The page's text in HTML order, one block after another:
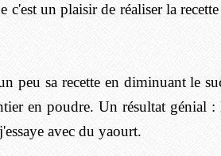
c'est un plaisir de réaliser la
peu sa recette en diminuant le
en poudre. Un résultat génial :
avec du yaourt.